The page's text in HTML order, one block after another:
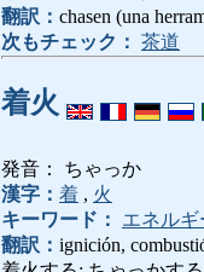
翻訳： chasen (una
次もチェック： 茶道
着火
発音： ちゃっか
漢字： 着 , 火
キーワード：
エネルギ
翻訳： ignición,